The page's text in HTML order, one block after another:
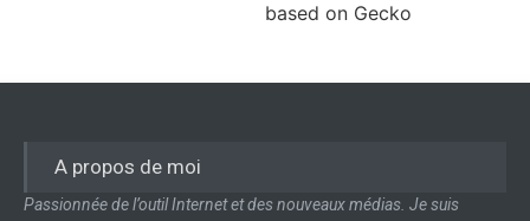
based on Gecko
A propos de moi
Passionnée de l’outil Internet et des nouveaux médias. Je suis